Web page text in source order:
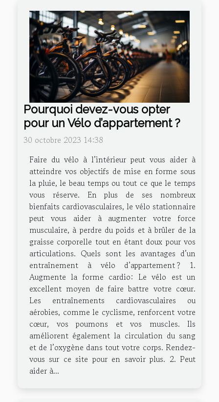
Pourquoi devez-vous opter
pour un Vélo d’appartement ?
30 octobre 2023 14:38
Faire du vélo à l’intérieur peut vous aider à
atteindre vos objectifs de mise en forme sous
la pluie, le beau temps ou tout ce que le temps
vous réserve. En plus de ses nombreux
bienfaits cardiovasculaires, le vélo stationnaire
peut vous aider à augmenter votre force
musculaire, à perdre du poids et à brûler de la
graisse corporelle tout en étant doux pour vos
articulations. Quels sont les avantages d’un
entraînement à vélo d’appartement ? 1.
Augmente la forme cardio: Le vélo est un
excellent moyen de faire battre votre cœur.
Les entraînements cardiovasculaires ou
aérobies, comme le cyclisme, renforcent votre
cœur, vos poumons et vos muscles. Ils
améliorent également la circulation du sang
et de l’oxygène dans tout votre corps. Rendez-
vous sur ce site pour en savoir plus. 2. Peut
aider à...